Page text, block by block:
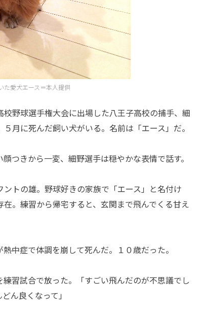
た愛犬エース＝本人提供
野球選手権大会に出場した八王子高校の捕手、細
月に死んだ飼い犬がいる。名前は「エース」だ。
つきから一変、細野選手は穏やかな表情で話す。
トの雄。野球好きの家族で「エース」と名付け
。練習から帰宅すると、玄関まで飛んでくる甘え
中症で体調を崩して死んだ。１０歳だった。
習試合で放った。「すごい飛んだのが不思議でし
ん良くなって」